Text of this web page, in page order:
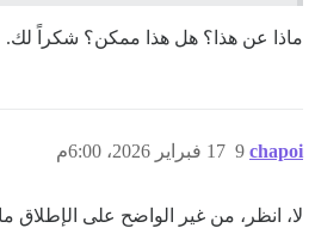
ماذا عن هذا؟ هل هذا ممكن؟ شكراً لك.
chapoi 17 فبراير 2026، 6:00م 9
لا، انظر، من غير الواضح على الإطلاق